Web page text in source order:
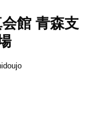
館 青森支